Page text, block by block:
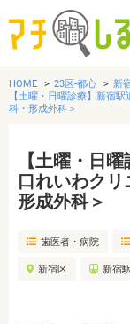
グルメ
美容・健康
歯医者・病院
HOME 23区-都心 新
【土曜・日曜診療】新宿
科・形成外科＞
【土曜・日
口れいわクリ
形成外科＞
歯医者・病院
新宿区 新宿駅